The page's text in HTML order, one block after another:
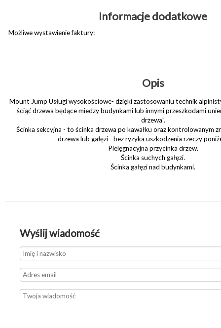
Informacje dodatkowe
Możliwe wystawienie faktury:
Opis
Mount Jump Usługi wysokościowe- dzięki zastosowaniu technik
ściąć drzewa będące miedzy budynkami lub innymi przeszkodami
drzewa".
Ścinka sekcyjna - to ścinka drzewa po kawałku oraz kontrolowanym
drzewa lub gałęzi - bez ryzyka uszkodzenia rzeczy
Pielęgnacyjna przycinka drzew.
Ścinka suchych gałęzi.
Ścinka gałęzi nad budynkami.
Wyślij wiadomość